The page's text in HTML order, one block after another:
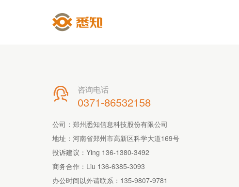
 咨询电话
0371-86532158
公司：郑州悉知信息科技股份有限公司
地址：河南省郑州市高新区科学大道169号
投诉建议：Ying 136-1380-3492
商务合作：Liu 136-6385-3093
办公时间以外请联系： 135-9807-9781